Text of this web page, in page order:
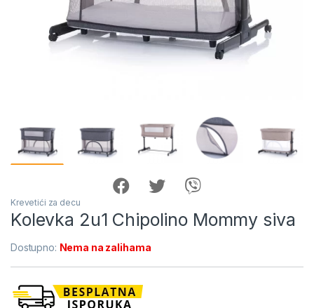
Krevetići za decu
Kolevka 2u1 Chipolino Mommy siva
Dostupno: Nema na zalihama